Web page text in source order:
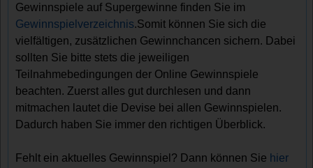
Gewinnspiele auf Supergewinne finden Sie im
Gewinnspielverzeichnis.Somit können Sie sich die
vielfältigen, zusätzlichen Gewinnchancen sichern. Dabei
sollten Sie bitte stets die jeweiligen
Teilnahmebedingungen der Online Gewinnspiele
beachten. Zuerst alles gut durchlesen und dann
mitmachen lautet die Devise bei allen Gewinnspielen.
Dadurch haben Sie immer den richtigen Überblick.
Fehlt ein aktuelles Gewinnspiel? Dann können Sie hier